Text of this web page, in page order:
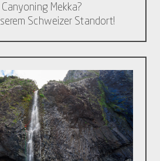
Mekka?
Schweizer Standort!